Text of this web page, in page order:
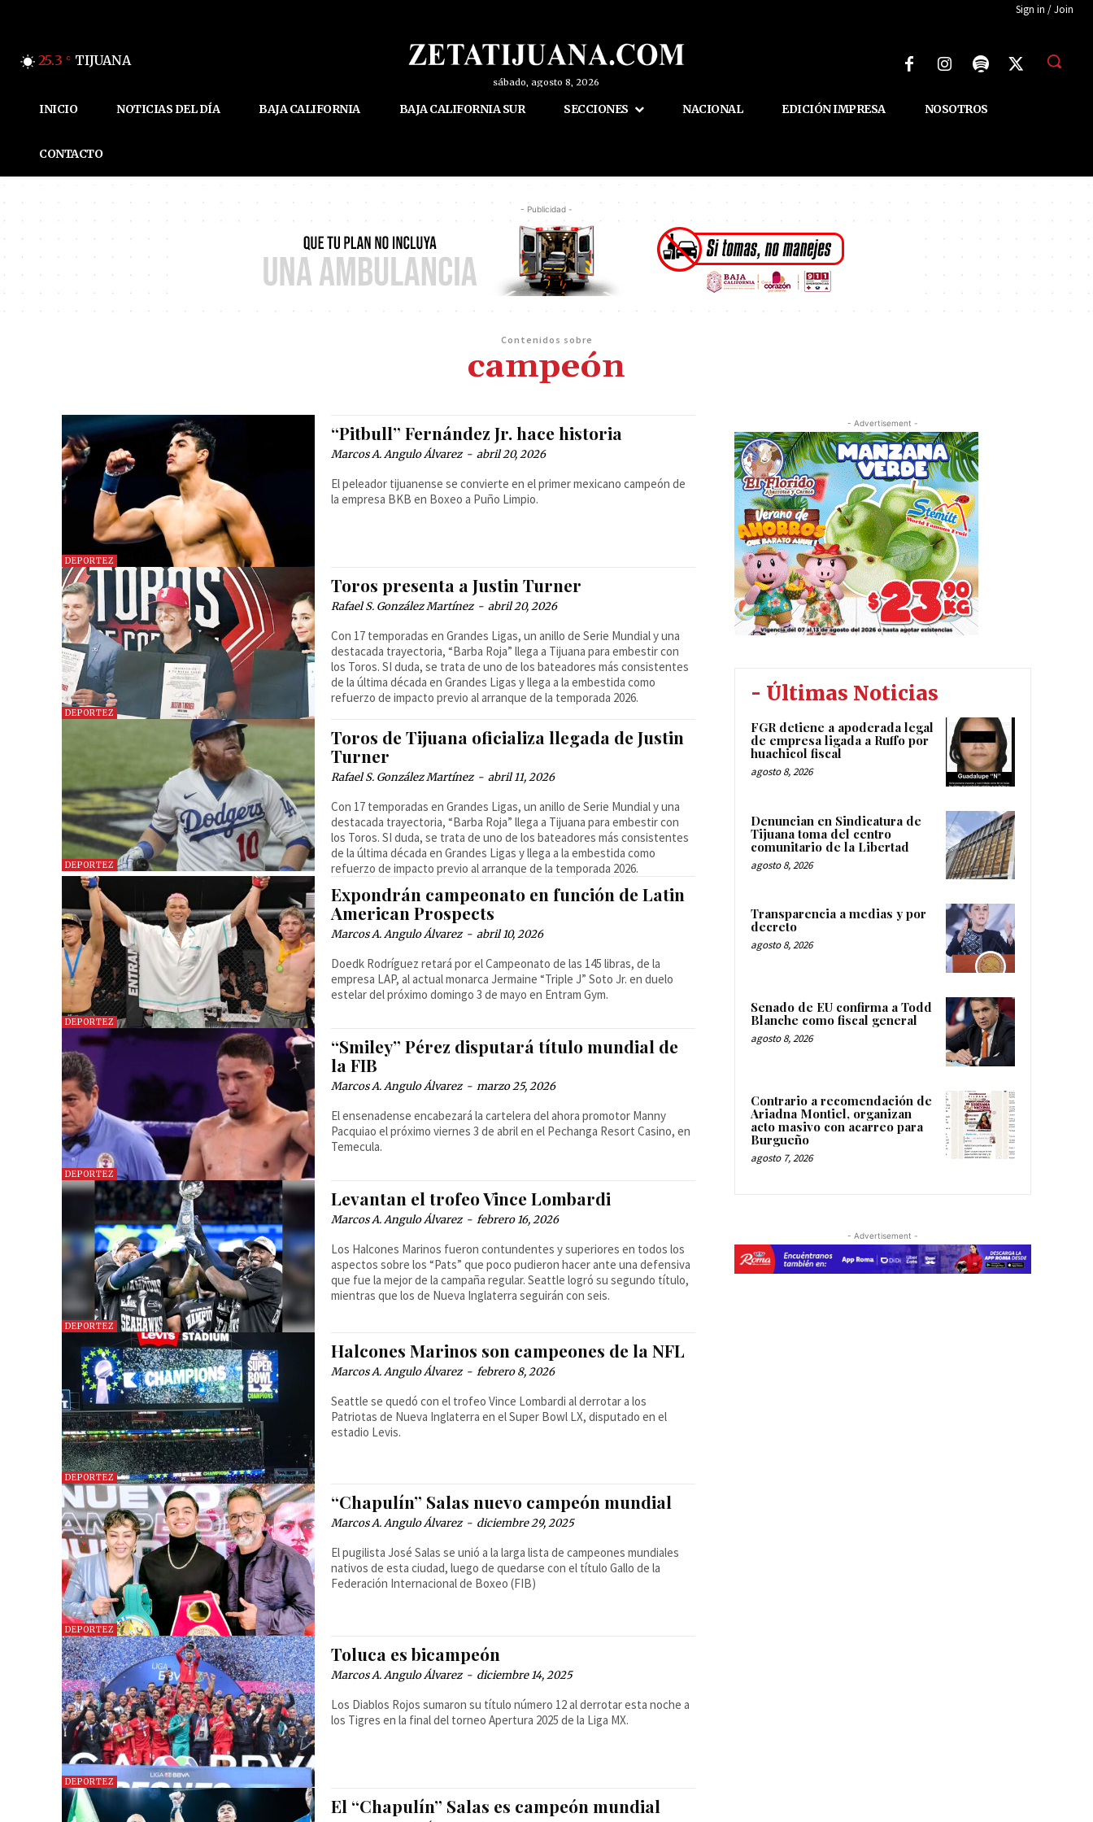
Sign in / Join
25.3 C TIJUANA
sábado, agosto 8, 2026
INICIO NOTICIAS DEL DÍA BAJA CALIFORNIA BAJA CALIFORNIA SUR SECCIONES NACIONAL EDICIÓN IMPRESA NOSOTROS
CONTACTO
- Publicidad -
Contenidos sobre
campeón
DEPORTEZ
“Pitbull” Fernández Jr. hace historia
Marcos A. Angulo Álvarez - abril 20, 2026
El peleador tijuanense se convierte en el primer mexicano campeón de
la empresa BKB en Boxeo a Puño Limpio.
DEPORTEZ
Toros presenta a Justin Turner
Rafael S. González Martínez - abril 20, 2026
Con 17 temporadas en Grandes Ligas, un anillo de Serie Mundial y una
destacada trayectoria, “Barba Roja” llega a Tijuana para embestir con
los Toros. SI duda, se trata de uno de los bateadores más consistentes
de la última década en Grandes Ligas y llega a la embestida como
refuerzo de impacto previo al arranque de la temporada 2026.
DEPORTEZ
Toros de Tijuana oficializa llegada de Justin
Turner
Rafael S. González Martínez - abril 11, 2026
Con 17 temporadas en Grandes Ligas, un anillo de Serie Mundial y una
destacada trayectoria, “Barba Roja” llega a Tijuana para embestir con
los Toros. SI duda, se trata de uno de los bateadores más consistentes
de la última década en Grandes Ligas y llega a la embestida como
refuerzo de impacto previo al arranque de la temporada 2026.
DEPORTEZ
Expondrán campeonato en función de Latin
American Prospects
Marcos A. Angulo Álvarez - abril 10, 2026
Doedk Rodríguez retará por el Campeonato de las 145 libras, de la
empresa LAP, al actual monarca Jermaine “Triple J” Soto Jr. en duelo
estelar del próximo domingo 3 de mayo en Entram Gym.
DEPORTEZ
“Smiley” Pérez disputará título mundial de
la FIB
Marcos A. Angulo Álvarez - marzo 25, 2026
El ensenadense encabezará la cartelera del ahora promotor Manny
Pacquiao el próximo viernes 3 de abril en el Pechanga Resort Casino, en
Temecula.
DEPORTEZ
Levantan el trofeo Vince Lombardi
Marcos A. Angulo Álvarez - febrero 16, 2026
Los Halcones Marinos fueron contundentes y superiores en todos los
aspectos sobre los “Pats” que poco pudieron hacer ante una defensiva
que fue la mejor de la campaña regular. Seattle logró su segundo título,
mientras que los de Nueva Inglaterra seguirán con seis.
DEPORTEZ
Halcones Marinos son campeones de la NFL
Marcos A. Angulo Álvarez - febrero 8, 2026
Seattle se quedó con el trofeo Vince Lombardi al derrotar a los
Patriotas de Nueva Inglaterra en el Super Bowl LX, disputado en el
estadio Levis.
DEPORTEZ
“Chapulín” Salas nuevo campeón mundial
Marcos A. Angulo Álvarez - diciembre 29, 2025
El pugilista José Salas se unió a la larga lista de campeones mundiales
nativos de esta ciudad, luego de quedarse con el título Gallo de la
Federación Internacional de Boxeo (FIB)
DEPORTEZ
Toluca es bicampeón
Marcos A. Angulo Álvarez - diciembre 14, 2025
Los Diablos Rojos sumaron su título número 12 al derrotar esta noche a
los Tigres en la final del torneo Apertura 2025 de la Liga MX.
El “Chapulín” Salas es campeón mundial
- Advertisement -
- Últimas Noticias
FGR detiene a apoderada legal
de empresa ligada a Ruffo por
huachicol fiscal
agosto 8, 2026
Denuncian en Sindicatura de
Tijuana toma del centro
comunitario de la Libertad
agosto 8, 2026
Transparencia a medias y por
decreto
agosto 8, 2026
Senado de EU confirma a Todd
Blanche como fiscal general
agosto 8, 2026
Contrario a recomendación de
Ariadna Montiel, organizan
acto masivo con acarreo para
Burgueño
agosto 7, 2026
- Advertisement -